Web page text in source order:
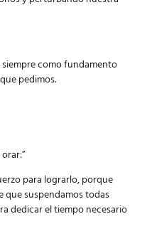
como fundamento
pedimos.
:”
para lograrlo, porque
que suspendamos todas
dedicar el tiempo necesario